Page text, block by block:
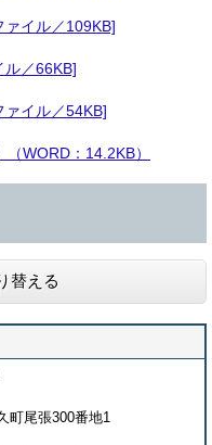
イル／109KB]
ル／66KB]
イル／54KB]
WORD：14.2KB）
替える
町尾張300番地1